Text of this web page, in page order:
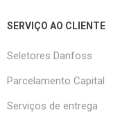
SERVIÇO AO CLIENTE
Seletores Danfoss
Parcelamento Capital
Serviços de entrega